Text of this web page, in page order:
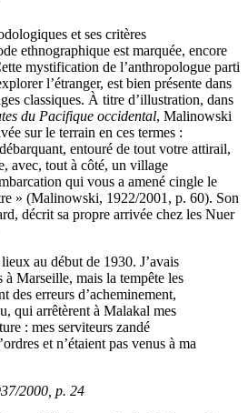
et ses critères
ethnographique est marquée, encore
mystification de l’anthropologue parti
l’étranger, est bien présente dans
classiques. À titre d’illustration, dans
du Pacifique occidental, Malinowski
sur le terrain en ces termes :
entouré de tout votre attirail,
avec, tout à côté, un village
qui vous a amené cingle le
» (Malinowski, 1922/2001, p. 60). Son
décrit sa propre arrivée chez les Nuer
au début de 1930. J’avais
à Marseille, mais la tempête les
des erreurs d’acheminement,
qui arrêtèrent à Malakal mes
: mes serviteurs zandé
et n’étaient pas venus à ma
2000, p. 24